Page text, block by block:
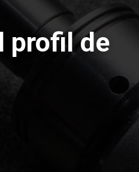
profil de